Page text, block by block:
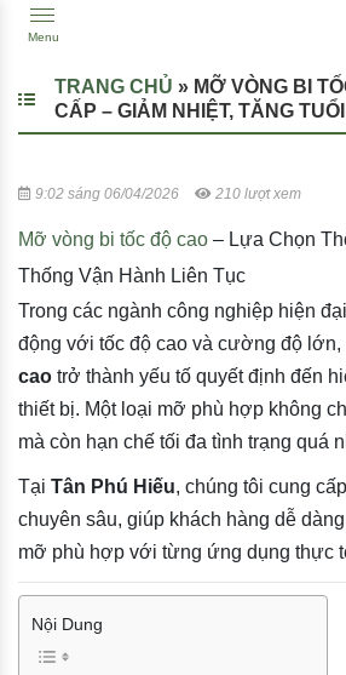
Menu
TRANG CHỦ » MỠ VÒNG BI
CẤP – GIẢM NHIỆT, TĂNG
9:02 sáng 06/04/2026 210 lượt xem
Mỡ vòng bi tốc độ cao – Lựa Chọn
Thống Vận Hành Liên Tục
Trong các ngành công nghiệp hiện
động với tốc độ cao và cường độ lớn,
cao trở thành yếu tố quyết định đến
thiết bị. Một loại mỡ phù hợp không
mà còn hạn chế tối đa tình trạng quá
Tại Tân Phú Hiếu, chúng tôi cung
chuyên sâu, giúp khách hàng dễ
mỡ phù hợp với từng ứng dụng thực
Nội Dung